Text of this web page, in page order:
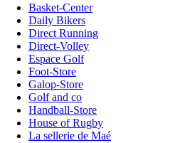
Basket-Center
Daily Bikers
Direct Running
Direct-Volley
Espace Golf
Foot-Store
Galop-Store
Golf and co
Handball-Store
House of Rugby
La sellerie de Maé